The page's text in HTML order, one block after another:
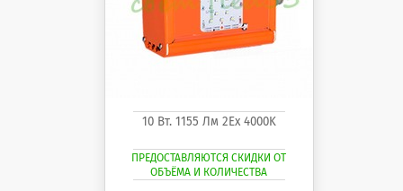
10 Вт. 1155 Лм 2Ех 4000K
ПРЕДОСТАВЛЯЮТСЯ СКИДКИ ОТ
ОБЪЁМА И КОЛИЧЕСТВА